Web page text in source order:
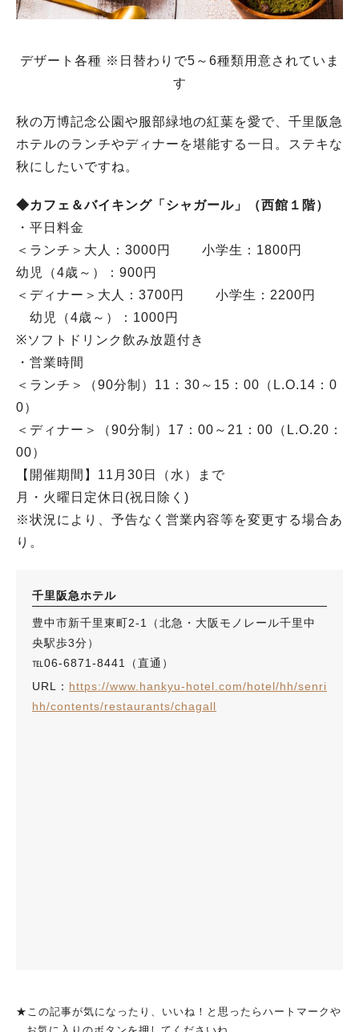
デザート各種 ※日替わりで5～6種類用意されていま
す
秋の万博記念公園や服部緑地の紅葉を愛で、千里阪急
ホテルのランチやディナーを堪能する一日。ステキな
秋にしたいですね。
◆カフェ＆バイキング「シャガール」（西館１階）
・平日料金
＜ランチ＞大人：3000円 小学生：1800円
幼児（4歳～）：900円
＜ディナー＞大人：3700円 小学生：2200円
幼児（4歳～）：1000円
※ソフトドリンク飲み放題付き
・営業時間
＜ランチ＞（90分制）11：30～15：00（L.O.14：0
0）
＜ディナー＞（90分制）17：00～21：00（L.O.20：
00）
【開催期間】11月30日（水）まで
月・火曜日定休日(祝日除く)
※状況により、予告なく営業内容等を変更する場合あ
り。
千里阪急ホテル
豊中市新千里東町2-1（北急・大阪モノレール千里中
央駅歩3分）
℡06-6871-8441（直通）
URL： https://www.hankyu-hotel.com/hotel/hh/senri
hh/contents/restaurants/chagall
★この記事が気になったり、いいね！と思ったらハートマークや